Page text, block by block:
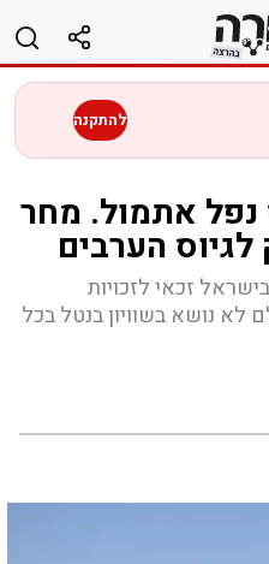
להתקנה
נפל אתמול. מחר
הערבים
זכאי לזכויות
נושא בשוויון בנטל בכל